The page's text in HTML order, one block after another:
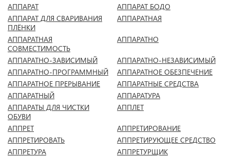
АППАРАТ
АППАРАТ БОДО
АППАРАТ ДЛЯ СВАРИВАНИЯ
ПЛЁНКИ
АППАРАТНАЯ
АППАРАТНАЯ
СОВМЕСТИМОСТЬ
АППАРАТНО
АППАРАТНО-ЗАВИСИМЫЙ
АППАРАТНО-НЕЗАВИСИМЫЙ
АППАРАТНО-ПРОГРАММНЫЙ
АППАРАТНОЕ ОБЕЗПЕЧЕНИЕ
АППАРАТНОЕ ПРЕРЫВАНИЕ
АППАРАТНЫЕ СРЕДСТВА
АППАРАТНЫЙ
АППАРАТУРА
АППАРАТЫ ДЛЯ ЧИСТКИ
ОБУВИ
АППЛЕТ
АППРЕТ
АППРЕТИРОВАНИЕ
АППРЕТИРОВАТЬ
АППРЕТИРУЮЩЕЕ СРЕДСТВО
АППРЕТУРА
АППРЕТУРЩИК